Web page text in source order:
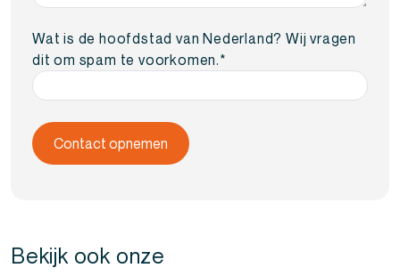
Wat is de hoofdstad van Nederland? Wij vragen
dit om spam te voorkomen.*
Bekijk ook onze